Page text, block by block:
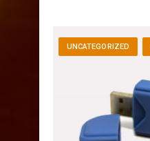
UNCATEGORIZED